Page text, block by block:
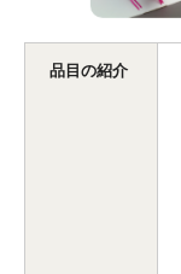
品目の紹介